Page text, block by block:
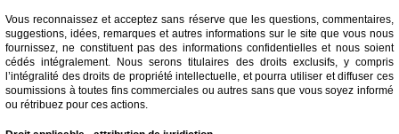
Vous reconnaissez et acceptez sans réserve que les questions, commentaires,
suggestions, idées, remarques et autres informations sur le site que vous nous
fournissez, ne constituent pas des informations confidentielles et nous soient
cédés intégralement. Nous serons titulaires des droits exclusifs, y compris
l’intégralité des droits de propriété intellectuelle, et pourra utiliser et diffuser ces
soumissions à toutes fins commerciales ou autres sans que vous soyez informé
ou rétribuez pour ces actions.